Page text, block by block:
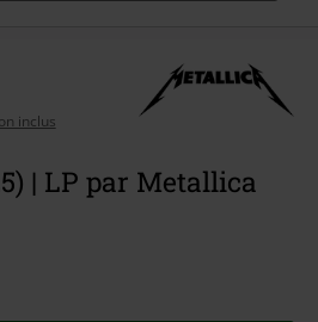
inclus
| LP par Metallica